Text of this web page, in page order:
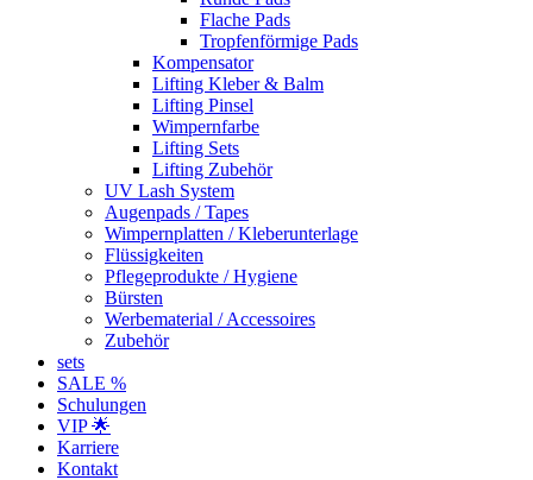
Flache Pads
Tropfenförmige Pads
Kompensator
Lifting Kleber & Balm
Lifting Pinsel
Wimpernfarbe
Lifting Sets
Lifting Zubehör
UV Lash System
Augenpads / Tapes
Wimpernplatten / Kleberunterlage
Flüssigkeiten
Pflegeprodukte / Hygiene
Bürsten
Werbematerial / Accessoires
Zubehör
sets
SALE %
Schulungen
VIP 🌟
Karriere
Kontakt